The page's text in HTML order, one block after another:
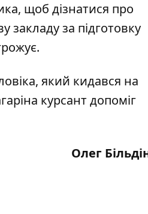
щоб дізнатися про
закладу за підготовку
, який кидався на
курсант допоміг
Олег